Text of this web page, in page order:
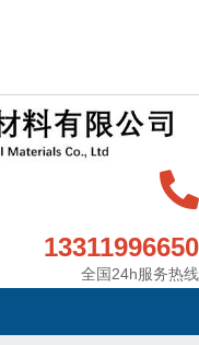
13311996650
全国24h服务热线